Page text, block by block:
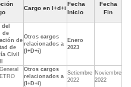
Cargo en I+d+i
Fecha
Inicio
Fecha
Fin
de
de
de
Civil
Otros cargos
relacionados a
(I+D+i)
Enero
2023
Otros cargos
relacionados a
(I+D+i)
Setiembre
2022
Noviembre
2022